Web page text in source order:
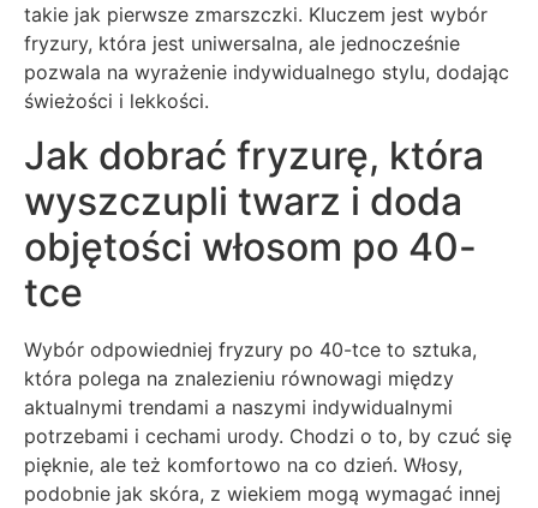
takie jak pierwsze zmarszczki. Kluczem jest wybór
fryzury, która jest uniwersalna, ale jednocześnie
pozwala na wyrażenie indywidualnego stylu, dodając
świeżości i lekkości.
Jak dobrać fryzurę, która
wyszczupli twarz i doda
objętości włosom po 40-
tce
Wybór odpowiedniej fryzury po 40-tce to sztuka,
która polega na znalezieniu równowagi między
aktualnymi trendami a naszymi indywidualnymi
potrzebami i cechami urody. Chodzi o to, by czuć się
pięknie, ale też komfortowo na co dzień. Włosy,
podobnie jak skóra, z wiekiem mogą wymagać innej